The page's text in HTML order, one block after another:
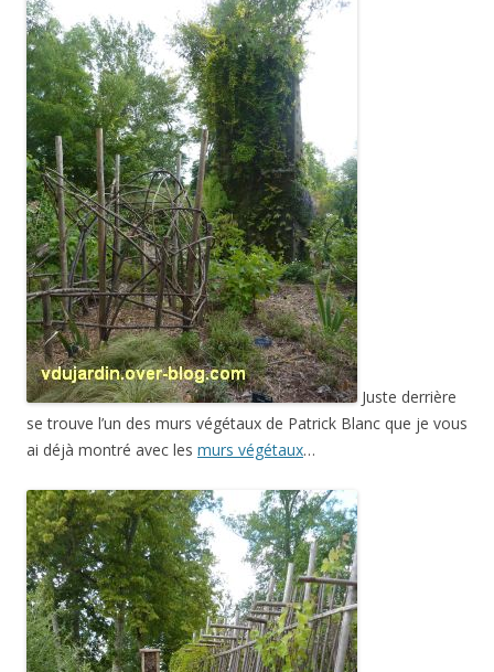
Juste derrière
se trouve l’un des murs végétaux de Patrick Blanc que je vous
ai déjà montré avec les murs végétaux…